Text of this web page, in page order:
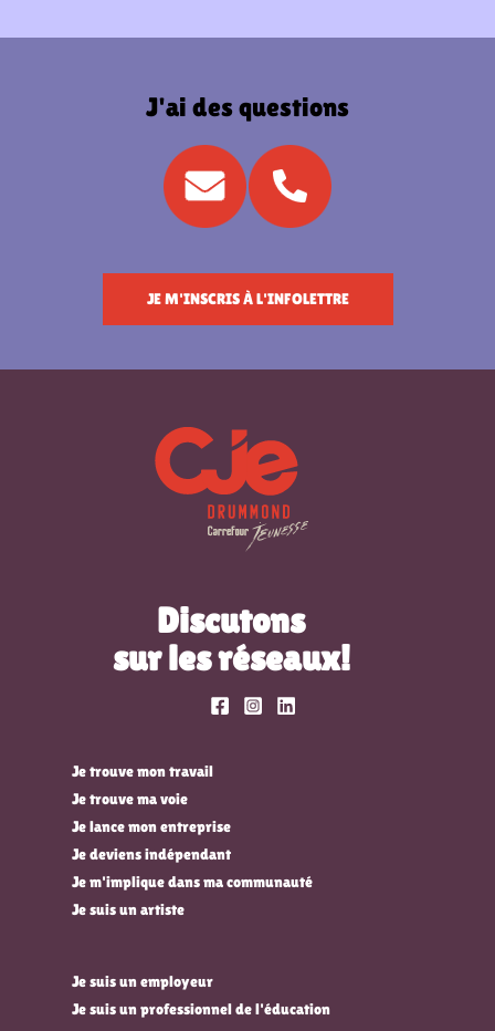
J'ai des questions
JE M'INSCRIS À L'INFOLETTRE
Discutons
sur les réseaux!
Je trouve mon travail
Je trouve ma voie
Je lance mon entreprise
Je deviens indépendant
Je m'implique dans ma communauté
Je suis un artiste
Je suis un employeur
Je suis un professionnel de l'éducation